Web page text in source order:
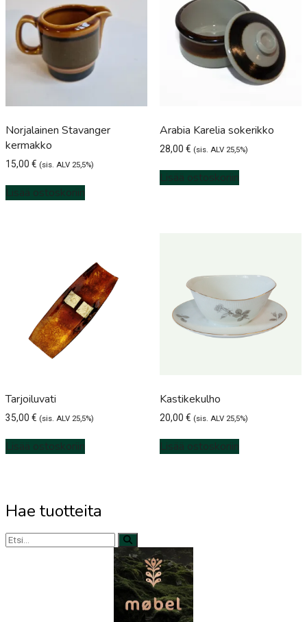
Norjalainen Stavanger
kermakko
15,00 € (sis. ALV 25,5%)
Lisää ostoskoriin
Arabia Karelia sokerikko
28,00 € (sis. ALV 25,5%)
Lisää ostoskoriin
Tarjoiluvati
35,00 € (sis. ALV 25,5%)
Lisää ostoskoriin
Kastikekulho
20,00 € (sis. ALV 25,5%)
Lisää ostoskoriin
Hae tuotteita